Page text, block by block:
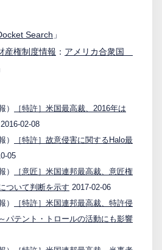
Search 」
産権制度情報 ： アメリカ合衆国
）
［特許］米国最高裁、2016年は
2016-02-08
）
［特許］故意侵害に関するHalo最
05
）
［意匠］米国連邦最高裁、意匠権
ついて判断を示す 2017-02-06
）
［特許］米国連邦最高裁、特許侵
テント・トロールの活動にも影響